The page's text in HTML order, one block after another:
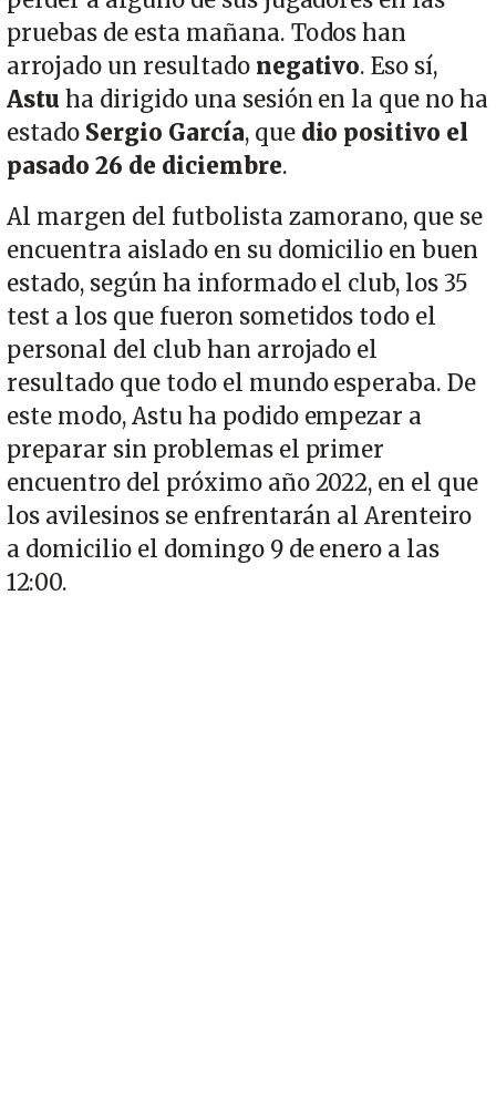
pruebas de esta mañana. Todos han
arrojado un resultado negativo. Eso sí,
Astu ha dirigido una sesión en la que no ha
estado Sergio García, que dio positivo el
pasado 26 de diciembre.
Al margen del futbolista zamorano, que se
encuentra aislado en su domicilio en buen
estado, según ha informado el club, los 35
test a los que fueron sometidos todo el
personal del club han arrojado el
resultado que todo el mundo esperaba. De
este modo, Astu ha podido empezar a
preparar sin problemas el primer
encuentro del próximo año 2022, en el que
los avilesinos se enfrentarán al Arenteiro
a domicilio el domingo 9 de enero a las
12:00.